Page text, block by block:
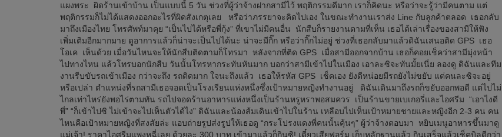
แผงพระ ผิดร้านเข้าบ้าน เป็นแบบนี้ 5 วัน ช่วงที่ผู้ว่าจ้างฝากสามีไว้ พฤติกรรมดีมาก เราก็คิดนะ หรือว่าจะรู้ว่ามีคนตาม แต่
พฤติกรรมก็ไม่ได้แสดงออกอะไรที่ผิดสังเกตุเลย หรือว่าภรรยาจะคิดไปเอง ในขณะทำงานเราส่ง Line กับลูกค้าตลอด เธอกลับ
มาถึงเมืองไทย โทรศัพท์มาคุย “เป็นไปได้หรือพี่กุ้ง” ที่เขาไม่มีคนอื่น นักสืบก็รายงานตามที่เห็น เธอได้เล่าเรื่องของสามีให้ฟัง
เพิ่มเติมอีกมากมาย ดูอาการแล้วก็น่าจะเป็นไปได้นะ น่าจะมีกิ๊ก หรือว่ากิ๊กไม่อยู่ ช่วงที่เธอกลับมาแล้วดิฉันเสนอติด GPS เธอ
โอเค เห็นด้วย เมื่อวันไหนจะให้นักสืบติดตามก็โทรมา หลังจากที่ติด GPS เมื่อสามีออกจากบ้าน เธอก็คอยเช็คว่าสามีมุ่งหน้า
ไปทางไหน แล้วโทรบอกนักสืบ วันนั้นโทรหากระทันหันมาก บอกว่าสามีเข้าไปในเมือง เอาละซิจะทันมั้ยเนี่ย ลองดู ดิฉันและทีม
งานรีบขับรถเข้าเมือง กว่าจะถึง รถติดมาก ใจนะถึงแล้ว เธอให้รหัส GPS เช็คเอง ยังดีหน่อยมีรถยังไม่ขยับ แต่คนละซิจะอยู่
หรือเปล่า ตำแหน่งที่รถสามีเธอจอดเป็นโรงเรียนแห่งหนึ่งซึ่งเป้าหมายหญิงทำงานอยู่ ดิฉันเดินมาถึงรถก็ขยับออกพอดี แต่ไปไม่
ไกลเท่าไหร่ยังพอไร่ตามทัน รถไปจอดร้านอาหารแห่งหนึ่งเป็นร้านหรูหราพอสมควร เป็นร้านขายเบเกอรี่และไอศรีม “เอาไงดี
พี่” “ก็เข้าไปซิ ไม่เข้าจะไปเห็นตัวได้ไง” ดิฉันและน้องส้มเดินเข้าไปในร้าน เหลือบไปเห็นเป้าหมายชายและหญิงอีก 2-3 คน คน
ไหนคือเป้าหมายหญิงที่สงสัยล่ะ แอบถ่ายรูปส่งรูปให้เธอดู “กระโปรงแดงพี่คนนั้นคุ้นๆ” ผู้ว่าจ้างตอบมา หยิบเมนูอาหารขึ้นมาดู
แม่เจ้า! ราคาไอศรีมแพงหูฉี่เลย ด้วยละ 300 บาท เข้ามาแล้วก็กินซิ! เดี๋ยวเสียฟอร์ม เก็บหลักฐานแล้ว กินเสร็จแล้วเช็คบิลดีกว่า